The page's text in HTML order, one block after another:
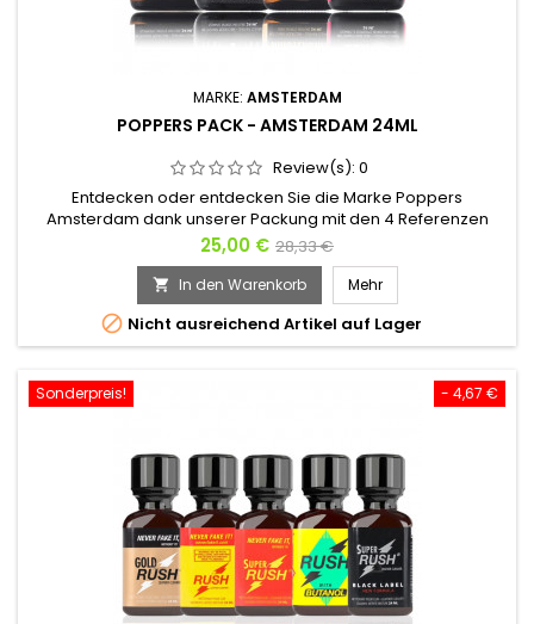
MARKE: AMSTERDAM
POPPERS PACK - AMSTERDAM 24ML
Review(s): 0
Entdecken oder entdecken Sie die Marke Poppers
Amsterdam dank unserer Packung mit den 4 Referenzen
dieses Produkts.Egal, ob Sie ein Amateur oder ein Experte
sind, diese 4 Flaschen mit 24ml Poppers werden Sie auf
Reisen bringen. Beim Einatmen werden Sie sich high fühlen
und die Auswirkungen dieser Stadt der Ausschweifung
spüren, als ob Sie dort...
Preis
25,00 € Verkaufspreis
28,33 €
 In den Warenkorb Mehr
 Nicht ausreichend Artikel auf Lager
- 4,67 €
Sonderpreis!